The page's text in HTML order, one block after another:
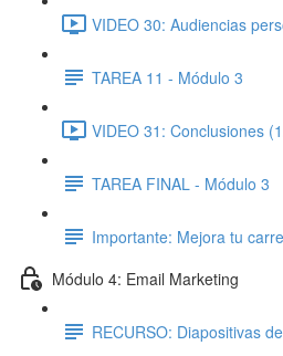
VIDEO 30: Audiencias
TAREA 11 - Módulo 3
VIDEO 31: Conclusiones
TAREA FINAL - Módulo 3
Importante: Mejora tu
Módulo 4: Email Marketing
RECURSO: Diapositivas